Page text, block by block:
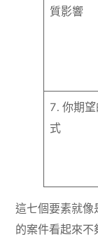
質影響
7. 你期
式
這七個要素就
的案件看起來不